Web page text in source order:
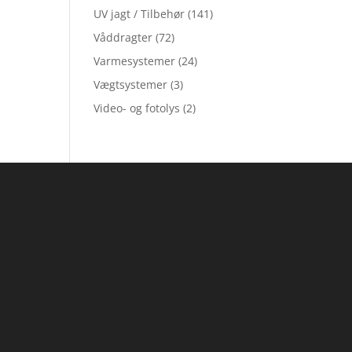
UV jagt / Tilbehør (141)
Våddragter (72)
Varmesystemer (24)
Vægtsystemer (3)
Video- og fotolys (2)